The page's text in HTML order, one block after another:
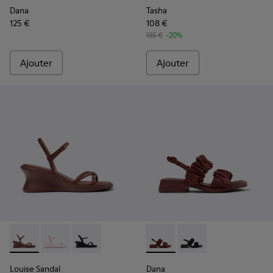
Dana
125 €
Ajouter
Tasha
108 €
135 € -20%
Ajouter
Louise Sandal - K201916-002 - Sandales en cuir bordeaux
Louise Sandal - K201916-003
Louise Sandal - K201916-001
Louise Sandal
Dana - K201894-003 -
Dana - K201894-001
Dana